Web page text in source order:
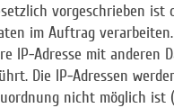
vorgeschrieben ist
im Auftrag
IP-Adresse mit anderen
Die IP-Adressen
nicht möglich ist